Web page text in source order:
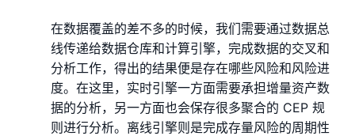
在数据覆盖的差不多的时候，我们需要通过数据总
线传递给数据仓库和计算引擎，完成数据的交叉和
分析工作，得出的结果便是存在哪些⻛险和⻛险进
度。在这里，实时引擎一方面需要承担增量资产数
据的分析，另一方面也会保存很多聚合的 CEP 规
则进行分析。离线引擎则是完成存量⻛险的周期性